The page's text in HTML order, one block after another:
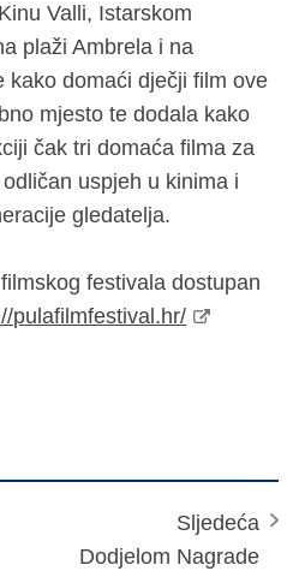
Valli, Istarskom
plaži Ambrela i na
kako domaći dječji film ove
mjesto te dodala kako
čak tri domaća filma za
uspjeh u kinima i
gledatelja.
festivala dostupan
pulafilmfestival.hr/
Sljedeća
Dodjelom Nagrade